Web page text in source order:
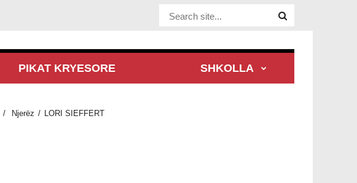
Website Site
PIKAT KRYESORE SHKOLLA
Njerëz LORI SIEFFERT